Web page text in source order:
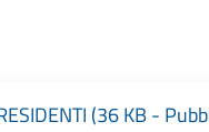
(36 KB -